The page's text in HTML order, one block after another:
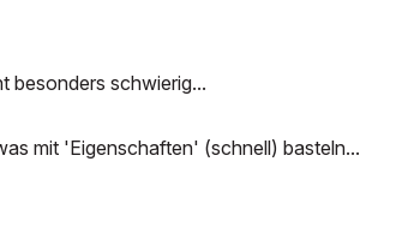
besonders schwierig...
mit 'Eigenschaften' (schnell) basteln...